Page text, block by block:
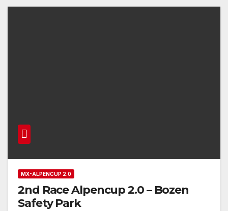
MX-ALPENCUP 2.0
2nd Race Alpencup 2.0 – Bozen
Safety Park